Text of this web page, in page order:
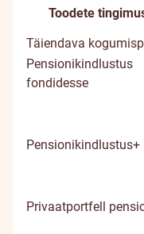
Toodete
Täiendava
Pensionikindlustus
fondidesse
Pensionikindlustus+
Privaatportfell